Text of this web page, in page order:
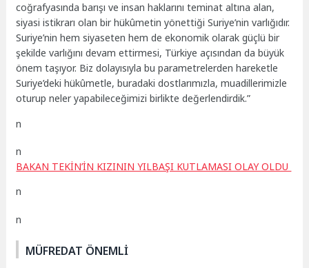
coğrafyasında barışı ve insan haklarını teminat altına alan,
siyasi istikrarı olan bir hükûmetin yönettiği Suriye’nin varlığıdır.
Suriye’nin hem siyaseten hem de ekonomik olarak güçlü bir
şekilde varlığını devam ettirmesi, Türkiye açısından da büyük
önem taşıyor. Biz dolayısıyla bu parametrelerden hareketle
Suriye’deki hükûmetle, buradaki dostlarımızla, muadillerimizle
oturup neler yapabileceğimizi birlikte değerlendirdik.”
n
n
BAKAN TEKİN’İN KIZININ YILBAŞI KUTLAMASI OLAY OLDU
n
n
MÜFREDAT ÖNEMLİ